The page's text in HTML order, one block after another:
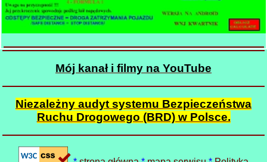
Mój kanał i filmy na YouTube
Niezależny audyt systemu Bezpieczeństwa
Ruchu Drogowego (BRD) w Polsce.